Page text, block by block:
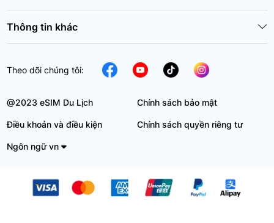
Thông tin khác
Theo dõi chúng tôi:
@2023 eSIM Du Lịch Chính sách bảo mật
Điều khoản và điều kiện Chính sách quyền riêng tư
Ngôn ngữ vn